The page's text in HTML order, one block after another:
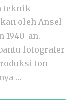
teknik
oleh Ansel
1940-an.
fotografer
ton
…